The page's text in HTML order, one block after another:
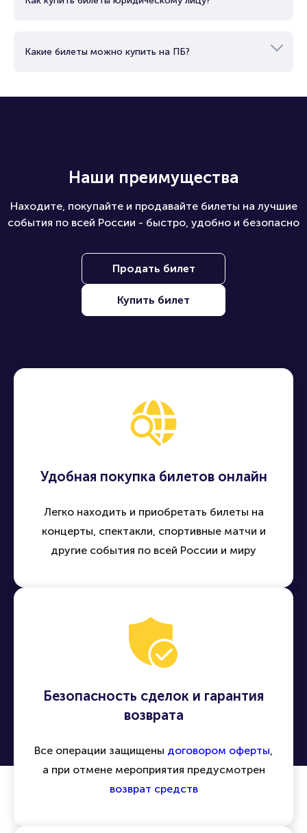
Какие билеты можно купить на ПБ?
Наши преимущества
Находите, покупайте и продавайте билеты на лучшие
события по всей России - быстро, удобно и безопасно
Продать билет
Купить билет
Удобная покупка билетов онлайн
Легко находить и приобретать билеты на
концерты, спектакли, спортивные матчи и
другие события по всей России и миру
Безопасность сделок и гарантия
возврата
Все операции защищены договором оферты,
а при отмене мероприятия предусмотрен
возврат средств